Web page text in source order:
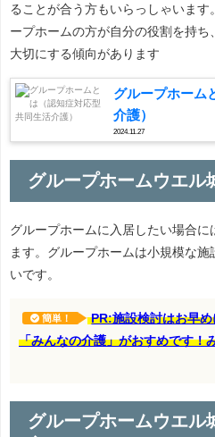
ることが合う方もいらっしゃいま
ープホームの方が自分の役割を持
大切にする傾向があります
グループホーム
介護）
2024.11.27
グループホームウエル
グループホームに入居したい場合
ます。グループホームは小規模な
いです。
簡単！
PR:施設検討はお早
「みんなの介護」がおすめです！
グループホームウエル